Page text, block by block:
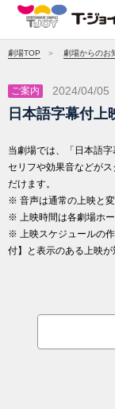
劇場TOP 劇場からのお
ご案内 2024/04/05
日本語字幕付上
当劇場では、「日本語
セリフや効果音などが
だけます。
※ 音声は通常の上映と変
※ 上映時間は各劇場ホ
※ 上映スケジュールの
付】と表示のある上映が